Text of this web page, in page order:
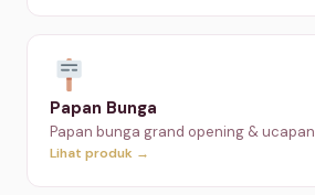
Papan Bunga
Papan bunga grand opening & ucapan
Lihat produk →